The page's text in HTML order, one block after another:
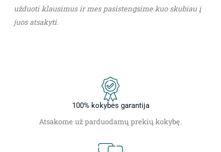
užduoti klausimus ir mes pasistengsime kuo skubiau į
juos atsakyti.
100% kokybės garantija
Atsakome už parduodamų prekių kokybę.